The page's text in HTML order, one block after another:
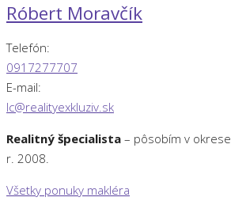
Róbert Moravčík
Telefón:
0917277707
E-mail:
lc@realityexkluziv.sk
Realitný špecialista – pôsobím v okrese
r. 2008.
Všetky ponuky makléra